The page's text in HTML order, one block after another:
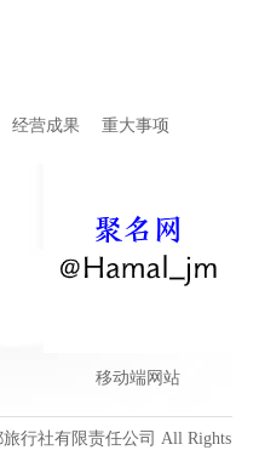
经营成果 重大事项
移动端网站
行社有限责任公司 All Rights